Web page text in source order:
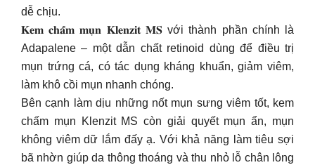
dễ chịu.
𝐊𝐞𝐦 𝐜𝐡𝐚̂́𝐦 𝐦𝐮̣𝐧 𝐊𝐥𝐞𝐧𝐳𝐢𝐭 𝐌𝐒 với thành phần chính là
Adapalene – một dẫn chất retinoid dùng để điều trị
mụn trứng cá, có tác dụng kháng khuẩn, giảm viêm,
làm khô cồi mụn nhanh chóng.
Bên cạnh làm dịu những nốt mụn sưng viêm tốt, kem
chấm mụn Klenzit MS còn giải quyết mụn ẩn, mụn
không viêm dữ lắm đấy ạ. Với khả năng làm tiêu sợi
bã nhờn giúp da thông thoáng và thu nhỏ lỗ chân lông